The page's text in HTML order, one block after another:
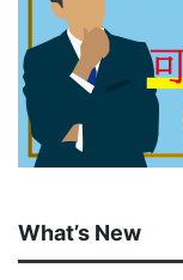
What’s New